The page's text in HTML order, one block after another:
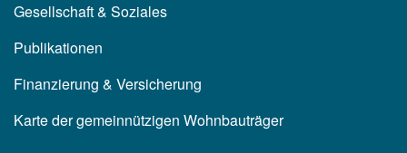
Gesellschaft & Soziales
Publikationen
Finanzierung & Versicherung
Karte der gemeinnützigen Wohnbauträger